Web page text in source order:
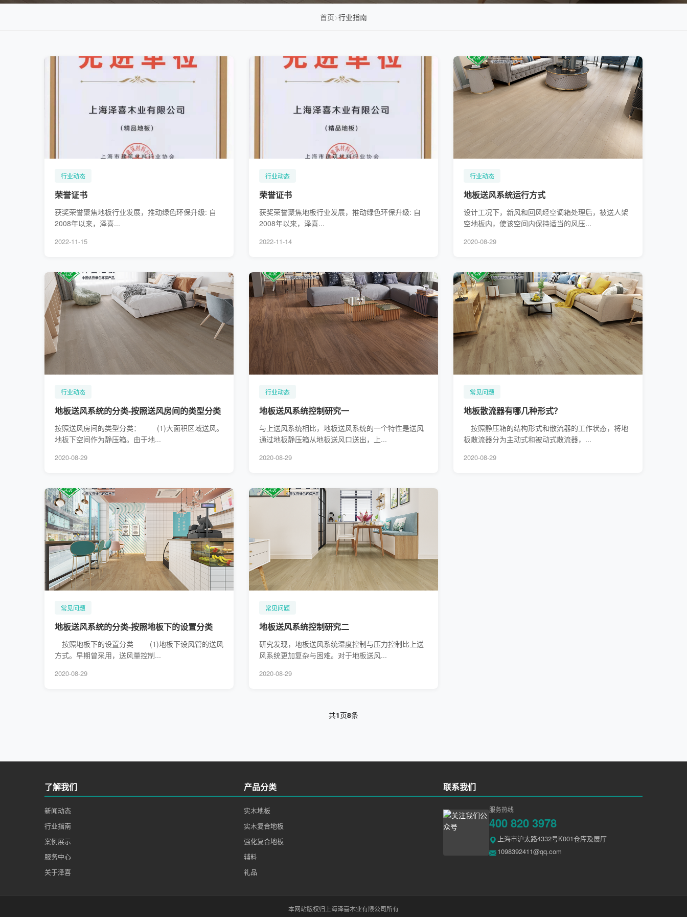
首页>行业指南
行业动态
荣誉证书
获奖荣誉聚焦地板行业发展，推动绿色环保升级: 自
2008年以来，泽喜...
2022-11-15
行业动态
荣誉证书
获奖荣誉聚焦地板行业发展，推动绿色环保升级: 自
2008年以来，泽喜...
2022-11-14
行业动态
地板送风系统运行方式
设计工况下，新风和回风经空调箱处理后，被送人架
空地板内，使该空间内保持适当的风压...
2020-08-29
行业动态
地板送风系统的分类-按照送风房间的类型分类
按照送风房间的类型分类： (1)大面积区域送风。
地板下空间作为静压箱。由于地...
2020-08-29
行业动态
地板送风系统控制研究一
与上送风系统相比，地板送风系统的一个特性是送风
通过地板静压箱从地板送风口送出，上...
2020-08-29
常见问题
地板散流器有哪几种形式？
按照静压箱的结构形式和散流器的工作状态，将地
板散流器分为主动式和被动式散流器，...
2020-08-29
常见问题
地板送风系统的分类-按照地板下的设置分类
按照地板下的设置分类 (1)地板下设风管的送风
方式。早期曾采用，送风量控制...
2020-08-29
常见问题
地板送风系统控制研究二
研究发现，地板送风系统湿度控制与压力控制比上送
风系统更加复杂与困难。对于地板送风...
2020-08-29
共1页8条
了解我们
新闻动态
行业指南
案例展示
服务中心
关于泽喜
产品分类
实木地板
实木复合地板
强化复合地板
辅料
礼品
联系我们
服务热线
400 820 3978
上海市沪太路4332号K001仓库及展厅
1098392411@qq.com
本网站版权归上海泽喜木业有限公司所有